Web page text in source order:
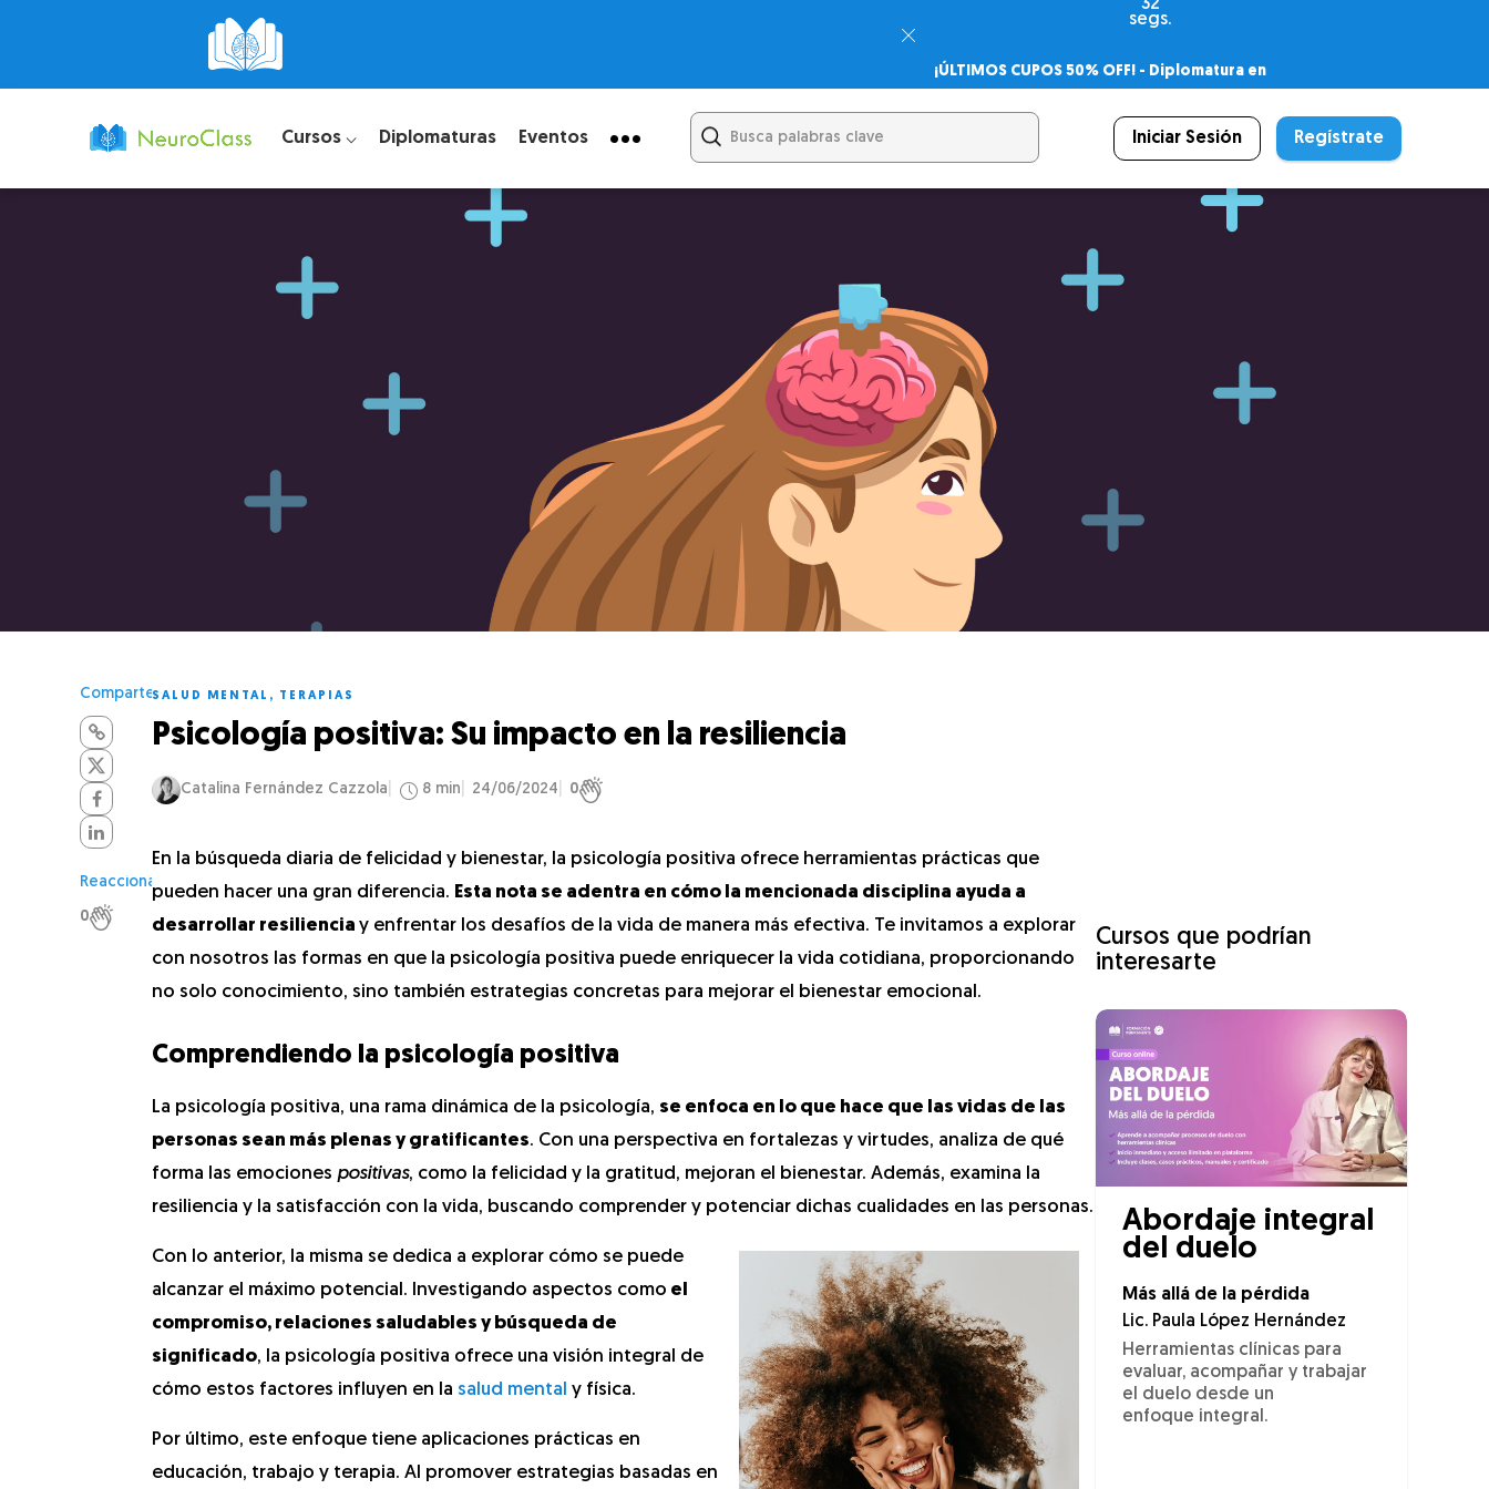
31
segs.
¡ÚLTIMOS CUPOS 50% OFF! - Diplomatura en
– Certificado Universitario
Cursos ⌵ Diplomaturas Eventos Iniciar Sesión Regístrate
Comparte
Reacciona
0
SALUD MENTAL , TERAPIAS
Psicología positiva: Su impacto en la resiliencia
Catalina Fernández Cazzola 8 min 24/06/2024 0
En la búsqueda diaria de felicidad y bienestar, la psicología positiva ofrece herramientas prácticas que
pueden hacer una gran diferencia. Esta nota se adentra en cómo la mencionada disciplina ayuda a
desarrollar resiliencia y enfrentar los desafíos de la vida de manera más efectiva. Te invitamos a explorar
con nosotros las formas en que la psicología positiva puede enriquecer la vida cotidiana, proporcionando
no solo conocimiento, sino también estrategias concretas para mejorar el bienestar emocional.
Comprendiendo la psicología positiva
La psicología positiva, una rama dinámica de la psicología, se enfoca en lo que hace que las vidas de las
personas sean más plenas y gratificantes. Con una perspectiva en fortalezas y virtudes, analiza de qué
forma las emociones positivas, como la felicidad y la gratitud, mejoran el bienestar. Además, examina la
resiliencia y la satisfacción con la vida, buscando comprender y potenciar dichas cualidades en las personas.
Con lo anterior, la misma se dedica a explorar cómo se puede
alcanzar el máximo potencial. Investigando aspectos como el
compromiso, relaciones saludables y búsqueda de
significado, la psicología positiva ofrece una visión integral de
cómo estos factores influyen en la salud mental y física.
Por último, este enfoque tiene aplicaciones prácticas en
educación, trabajo y terapia. Al promover estrategias basadas en
Cursos que podrían
interesarte
Abordaje integral
del duelo
Más allá de la pérdida
Lic. Paula López Hernández
Herramientas clínicas para
evaluar, acompañar y trabajar
el duelo desde un
enfoque integral.